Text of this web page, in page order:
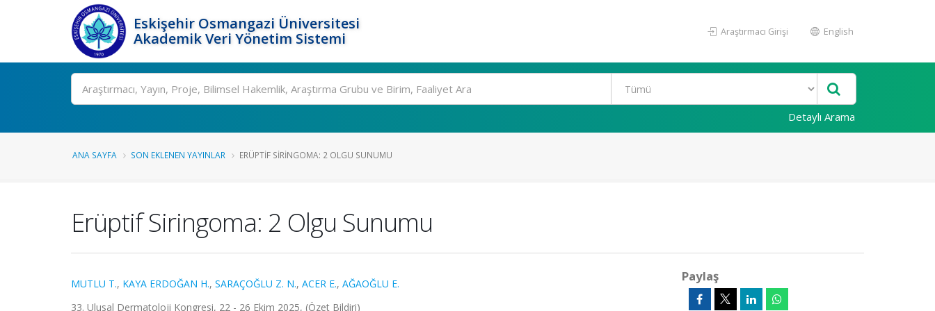
Eskişehir Osmangazi Üniversitesi
Akademik Veri Yönetim Sistemi
Araştırmacı Girişi English
Ara
Detaylı Arama
ANA SAYFA SON EKLENEN YAYINLAR ERÜPTIF SIRINGOMA: 2 OLGU SUNUMU
Erüptif Siringoma: 2 Olgu Sunumu
MUTLU T., KAYA ERDOĞAN H., SARAÇOĞLU Z. N., ACER E., AĞAOĞLU E.
33. Ulusal Dermatoloji Kongresi, 22 - 26 Ekim 2025, (Özet Bildiri)
Paylaş